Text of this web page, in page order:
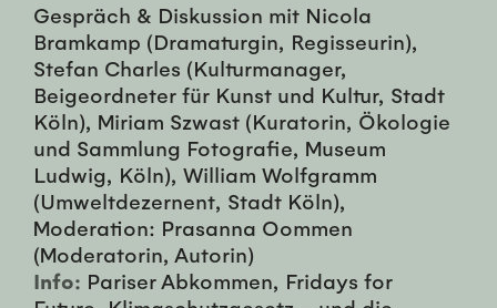
Gespräch & Diskussion mit Nicola
Bramkamp (Dramaturgin, Regisseurin),
Stefan Charles (Kulturmanager,
Beigeordneter für Kunst und Kultur, Stadt
Köln), Miriam Szwast (Ku­ra­torin, Ökolo­gie
und Samm­lung Fo­to­gra­fie, Museum
Ludwig, Köln), William Wolfgramm
(Umweltdezernent, Stadt Köln),
Moderation: Prasanna Oommen
(Moderatorin, Autorin)
Info: Pariser Abkommen, Fridays for